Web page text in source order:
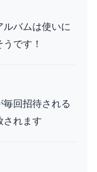
バムは使いに
です！
回招待される
されます